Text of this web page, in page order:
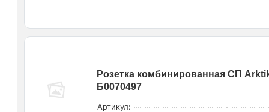
Розетка комбинированная СП
Б0070497
Артикул: